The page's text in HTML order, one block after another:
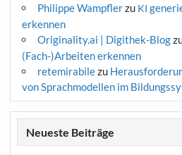
Philippe Wampflerzu KI
erkennen
Originality.ai | Digithek-Blog
(Fach-)Arbeiten erkennen
retemirabilezu
von Sprachmodellen im
Neueste Beiträge